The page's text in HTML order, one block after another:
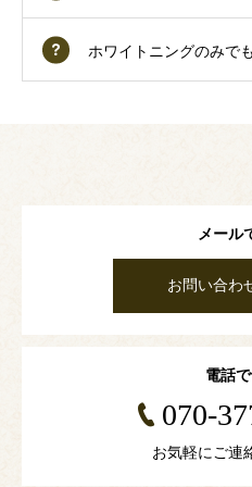
ホワイトニングのみで
メール
お問い合わ
電話
070-
お気軽にご連